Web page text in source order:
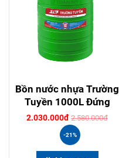
Bồn nước nhựa Trường
Tuyền 1000L Đứng
2.030.000đ 2.580.000đ
-21%